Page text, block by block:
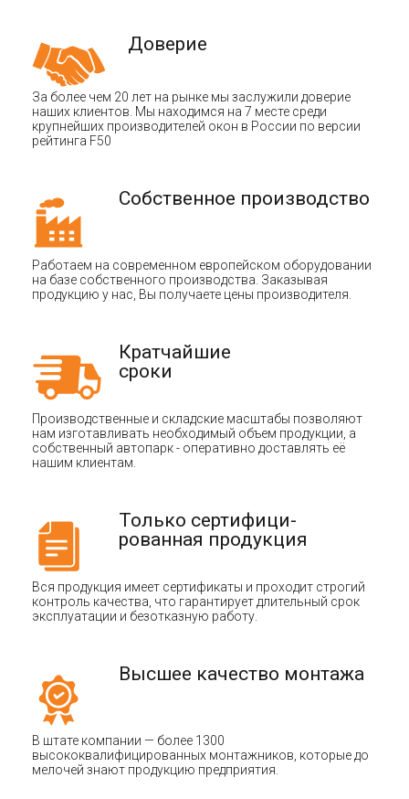
Доверие
За более чем 20 лет на рынке мы заслужили доверие
наших клиентов. Мы находимся на 7 месте среди
крупнейших производителей окон в России по версии
рейтинга F50
Собственное производство
Работаем на современном европейском оборудовании
на базе собственного производства. Заказывая
продукцию у нас, Вы получаете цены производителя.
Кратчайшие
сроки
Производственные и складские масштабы позволяют
нам изготавливать необходимый объем продукции, а
собственный автопарк - оперативно доставлять её
нашим клиентам.
Только сертифици-
рованная продукция
Вся продукция имеет сертификаты и проходит строгий
контроль качества, что гарантирует длительный срок
эксплуатации и безотказную работу.
Высшее качество монтажа
В штате компании — более 1300
высококвалифицированных монтажников, которые до
мелочей знают продукцию предприятия.